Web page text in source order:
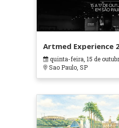
Artmed Experience
quinta-feira, 15 de
Sao Paulo, SP